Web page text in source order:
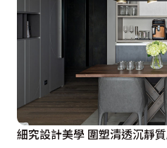
細究設計美學 圍塑清透沉靜